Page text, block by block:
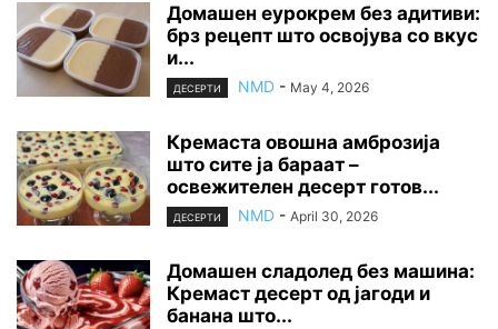
Домашен еурокрем без адитиви:
брз рецепт што освојува со вкус
и...
ДЕСЕРТИ NMD - May 4, 2026
Кремаста овошна амброзија
што сите ја бараат –
освежителен десерт готов...
ДЕСЕРТИ NMD - April 30, 2026
Домашен сладолед без машина:
Кремаст десерт од јагоди и
банана што...